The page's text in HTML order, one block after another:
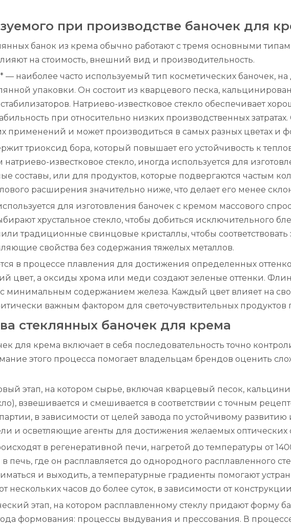
при производстве баночек для
банок из крема обычно работают с тремя основными
на стоимость, внешний вид и производительность.
— наиболее часто используемый тип косметических баночек,
упаковки. Он состоит из кварцевого песка,
Натриево-известковое стекло обеспечивает
при относительно низких производственных
применений и может производиться в самых разных цветах и
триоксид бора, который повышает его устойчивость к
известковое стекло, иногда используется для
составы, или для продуктов, которые подвергаются частым
расширения значительно ниже, что делает его менее
для изготовления баночек с кремом массового
хрустальное стекло, чтобы добиться исключительного
традиционные свинцовые кристаллы, чтобы
свойства без содержания тяжелых металлов.
в процессе плавления для достижения определенных
цвет, а оксиды хрома или меди создают зеленые оттенки.
минимальным содержанием железа. Каждый цвет влияет на
важным фактором для светочувствительных продуктов
стеклянных баночек для крема
для крема включает в себя последовательность точно
этого процесса помогает владельцам брендов оценить
этап, на котором сырье, включая кварцевый песок,
взвешивается и смешивается в соответствии с точным
в зависимости от целей завода по устойчивому развитию
и осветляющие агенты для достижения желаемых оптических
в регенеративной печи, нагретой до температуры от
печь, где он расплавляется до однородного расплавленного
и выходить, а температурные градиенты помогают
нескольких часов до более суток, в зависимости от
этап, на котором расплавленному стеклу придают форму
формования: процессы выдувания и прессования. В